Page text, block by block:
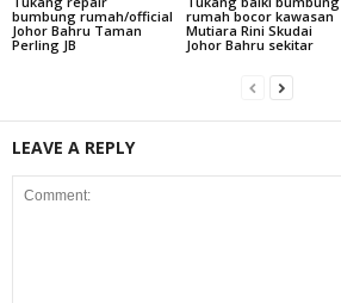
bumbung rumah/official
Johor Bahru Taman
Perling JB
rumah bocor kawasan
Mutiara Rini Skudai
Johor Bahru sekitar
LEAVE A REPLY